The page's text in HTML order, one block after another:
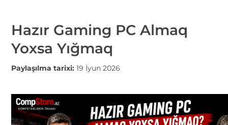
Hazır Gaming PC Almaq
Yoxsa Yığmaq
Paylaşılma tarixi:19 İyun 2026